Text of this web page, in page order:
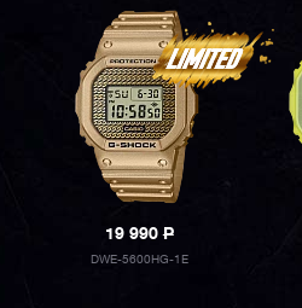
19 990P
DWE-5600HG-1E